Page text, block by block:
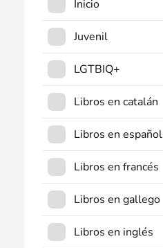
Inicio
Juvenil
LGTBIQ+
Libros en catalán
Libros en español
Libros en francés
Libros en gallego
Libros en inglés